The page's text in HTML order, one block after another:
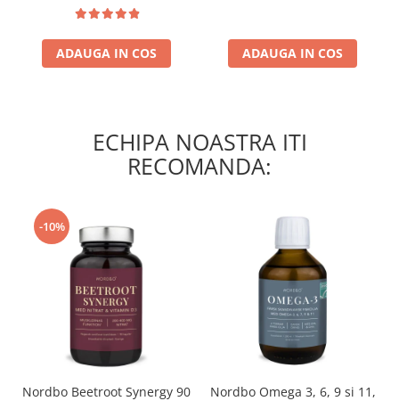
ADAUGA IN COS ADAUGA IN COS
ECHIPA NOASTRA ITI
RECOMANDA:
-10%
Nordbo Beetroot Synergy 90
Nordbo Omega 3, 6, 9 si 11,